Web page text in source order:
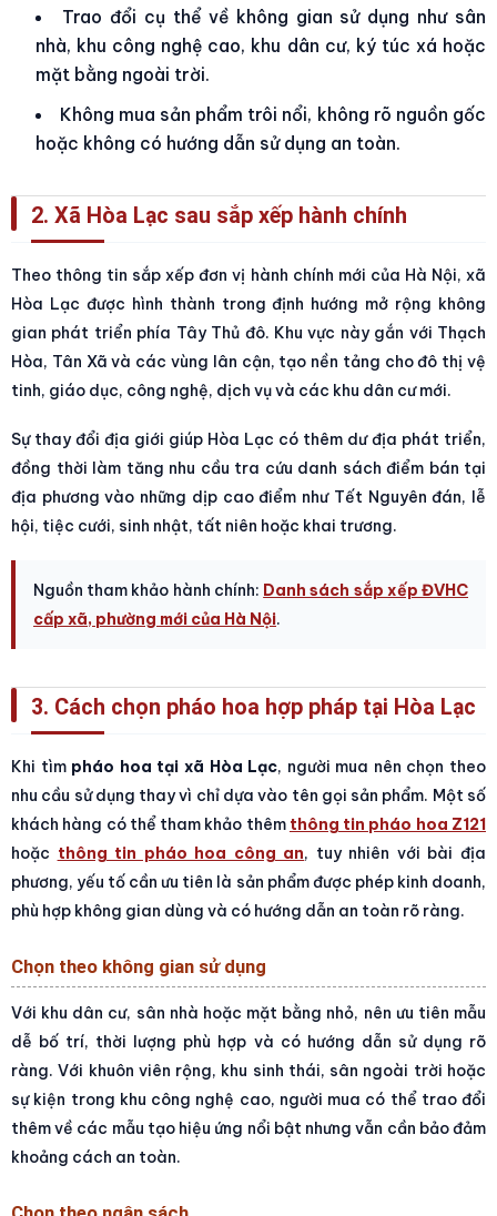
Trao đổi cụ thể về không gian sử dụng như sân
nhà, khu công nghệ cao, khu dân cư, ký túc xá hoặc
mặt bằng ngoài trời.
Không mua sản phẩm trôi nổi, không rõ nguồn gốc
hoặc không có hướng dẫn sử dụng an toàn.
2. Xã Hòa Lạc sau sắp xếp hành chính
Theo thông tin sắp xếp đơn vị hành chính mới của Hà Nội, xã
Hòa Lạc được hình thành trong định hướng mở rộng không
gian phát triển phía Tây Thủ đô. Khu vực này gắn với Thạch
Hòa, Tân Xã và các vùng lân cận, tạo nền tảng cho đô thị vệ
tinh, giáo dục, công nghệ, dịch vụ và các khu dân cư mới.
Sự thay đổi địa giới giúp Hòa Lạc có thêm dư địa phát triển,
đồng thời làm tăng nhu cầu tra cứu danh sách điểm bán tại
địa phương vào những dịp cao điểm như Tết Nguyên đán, lễ
hội, tiệc cưới, sinh nhật, tất niên hoặc khai trương.
Nguồn tham khảo hành chính: Danh sách sắp xếp ĐVHC
cấp xã, phường mới của Hà Nội.
3. Cách chọn pháo hoa hợp pháp tại Hòa Lạc
Khi tìm pháo hoa tại xã Hòa Lạc, người mua nên chọn theo
nhu cầu sử dụng thay vì chỉ dựa vào tên gọi sản phẩm. Một số
khách hàng có thể tham khảo thêm thông tin pháo hoa Z121
hoặc thông tin pháo hoa công an, tuy nhiên với bài địa
phương, yếu tố cần ưu tiên là sản phẩm được phép kinh doanh,
phù hợp không gian dùng và có hướng dẫn an toàn rõ ràng.
Chọn theo không gian sử dụng
Với khu dân cư, sân nhà hoặc mặt bằng nhỏ, nên ưu tiên mẫu
dễ bố trí, thời lượng phù hợp và có hướng dẫn sử dụng rõ
ràng. Với khuôn viên rộng, khu sinh thái, sân ngoài trời hoặc
sự kiện trong khu công nghệ cao, người mua có thể trao đổi
thêm về các mẫu tạo hiệu ứng nổi bật nhưng vẫn cần bảo đảm
khoảng cách an toàn.